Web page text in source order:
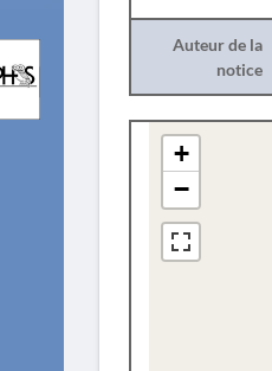
Auteur de la
notice
+
−